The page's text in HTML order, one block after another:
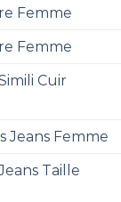
Femme
Femme
Cuir
Jeans Femme
Taille